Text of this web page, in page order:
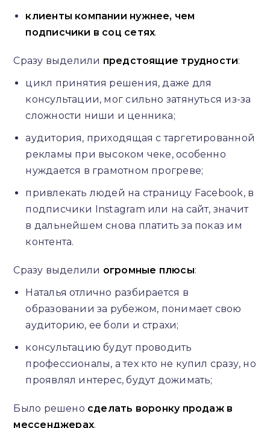
клиенты компании нужнее, чем
подписчики в соц сетях.
Сразу выделили предстоящие трудности:
цикл принятия решения, даже для
консультации, мог сильно затянуться из-за
сложности ниши и ценника;
аудитория, приходящая с таргетированной
рекламы при высоком чеке, особенно
нуждается в грамотном прогреве;
привлекать людей на страницу Facebook, в
подписчики Instagram или на сайт, значит
в дальнейшем снова платить за показ им
контента.
Сразу выделили огромные плюсы:
Наталья отлично разбирается в
образовании за рубежом, понимает свою
аудиторию, ее боли и страхи;
консультацию будут проводить
профессионалы, а тех кто не купил сразу, но
проявлял интерес, будут дожимать;
Было решено сделать воронку продаж в
мессенджерах.